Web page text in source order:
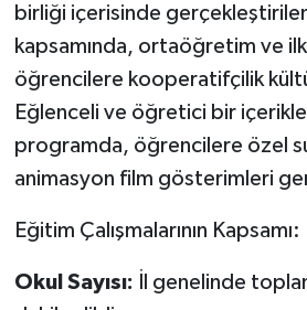
birliği içerisinde
kapsamında, ortaöğretim ve
öğrencilere kooperatifçilik
Eğlenceli ve öğretici bir içerikle
programda, öğrencilere özel
animasyon film gösterimleri
Eğitim Çalışmalarının Kapsamı:
Okul Sayısı: İl genelinde